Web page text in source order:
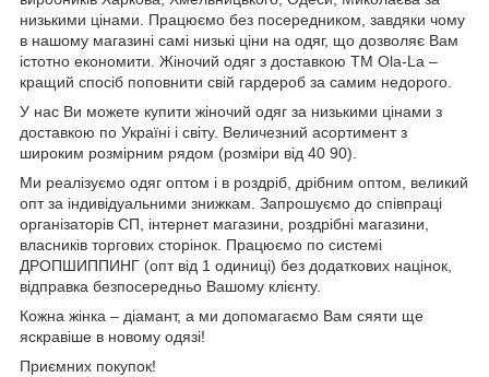
низькими цінами. Працюємо без посередником, завдяки чому
в нашому магазині самі низькі ціни на одяг, що дозволяє Вам
істотно економити. Жіночий одяг з доставкою TM Ola-La –
кращий спосіб поповнити свій гардероб за самим недорого.
У нас Ви можете купити жіночий одяг за низькими цінами з
доставкою по Україні і світу. Величезний асортимент з
широким розмірним рядом (розміри від 40 90).
Ми реалізуємо одяг оптом і в роздріб, дрібним оптом, великий
опт за індивідуальними знижкам. Запрошуємо до співпраці
організаторів СП, інтернет магазини, роздрібні магазини,
власників торгових сторінок. Працюємо по системі
ДРОПШИППИНГ (опт від 1 одиниці) без додаткових націнок,
відправка безпосередньо Вашому клієнту.
Кожна жінка – діамант, а ми допомагаємо Вам сяяти ще
яскравіше в новому одязі!
Приємних покупок!